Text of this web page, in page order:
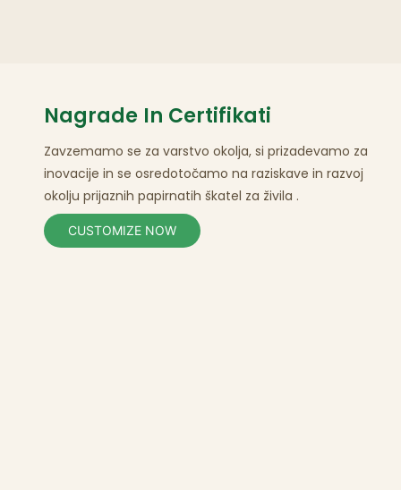
Nagrade In Certifikati
Zavzemamo se za varstvo okolja, si prizadevamo za
inovacije in se osredotočamo naraziskave in razvoj
okolju prijaznih papirnatih škatel za živila .
CUSTOMIZE NOW